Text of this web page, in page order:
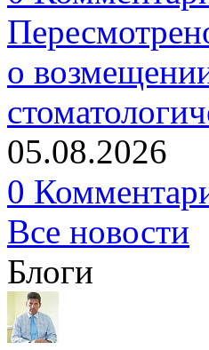
о
05.08.2026
0
Все новости
Блоги